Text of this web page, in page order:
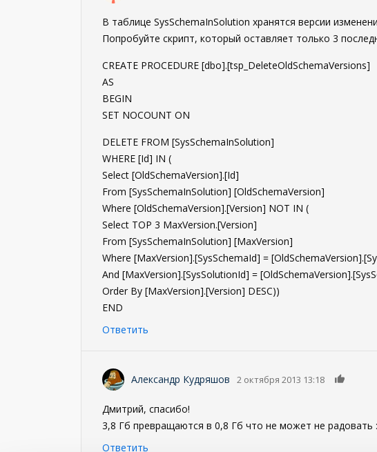
В таблице SysSchemaInSolution хранятся версии
Попробуйте скрипт, который оставляет только 3
CREATE PROCEDURE [dbo].[tsp_DeleteOldSchemaVersions]
AS
BEGIN
SET NOCOUNT ON
DELETE FROM [SysSchemaInSolution]
WHERE [Id] IN (
Select [OldSchemaVersion].[Id]
From [SysSchemaInSolution] [OldSchemaVersion]
Where [OldSchemaVersion].[Version] NOT IN (
Select TOP 3 MaxVersion.[Version]
From [SysSchemaInSolution] [MaxVersion]
Where [MaxVersion].[SysSchemaId] =
And [MaxVersion].[SysSolutionId] =
Order By [MaxVersion].[Version] DESC))
END
Ответить
Александр Кудряшов 2 октября 2013 13:18
Дмитрий, спасибо!
3,8 Гб превращаются в 0,8 Гб что не может не радовать
Ответить